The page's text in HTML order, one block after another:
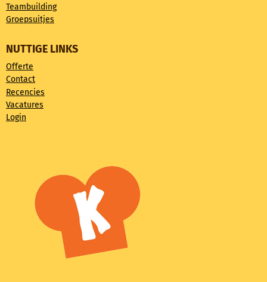
Teambuilding
Groepsuitjes
NUTTIGE LINKS
Offerte
Contact
Recencies
Vacatures
Login